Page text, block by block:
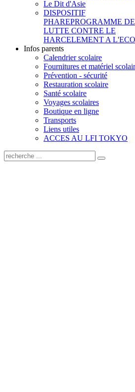
Le Dit d'Asie
DISPOSITIF
PHAREPROGRAMME DE
LUTTE CONTRE LE
HARCELEMENT A
Infos parents
Calendrier scolaire
Fournitures et matériel
Prévention - sécurité
Restauration scolaire
Santé scolaire
Voyages scolaires
Boutique en ligne
Transports
Liens utiles
ACCES AU LFI TOKYO